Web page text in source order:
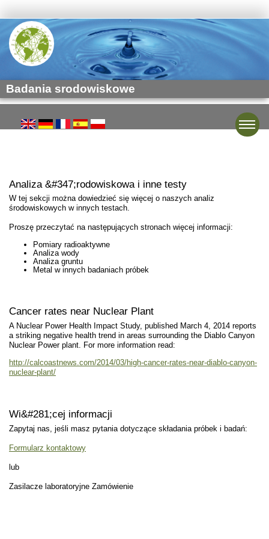
Badania srodowiskowe
Analiza &#347;rodowiskowa i inne testy
W tej sekcji można dowiedzieć się więcej o naszych analiz
środowiskowych w innych testach.
Proszę przeczytać na następujących stronach więcej informacji:
Pomiary radioaktywne
Analiza wody
Analiza gruntu
Metal w innych badaniach próbek
Cancer rates near Nuclear Plant
A Nuclear Power Health Impact Study, published March 4, 2014 reports
a striking negative health trend in areas surrounding the Diablo Canyon
Nuclear Power plant. For more information read:
http://calcoastnews.com/2014/03/high-cancer-rates-near-diablo-canyon-
nuclear-plant/
Wi&#281;cej informacji
Zapytaj nas, jeśli masz pytania dotyczące składania próbek i badań:
Formularz kontaktowy
lub
Zasilacze laboratoryjne Zamówienie